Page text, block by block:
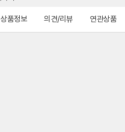
상품정보 의견/리뷰 연관상품